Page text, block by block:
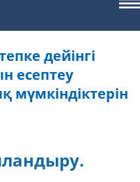
дейінгі
есептеу
мүмкіндіктерін